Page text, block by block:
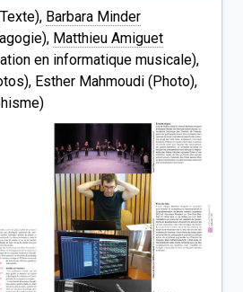
Barbara Minder
Matthieu Amiguet
en informatique musicale),
Esther Mahmoudi (Photo),